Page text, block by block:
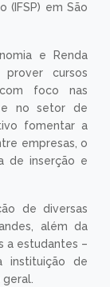
(IFSP) em São
e Renda
cursos
foco nas
e no setor de
fomentar a
empresas, o
de inserção e
de diversas
além da
a estudantes –
instituição de
geral.